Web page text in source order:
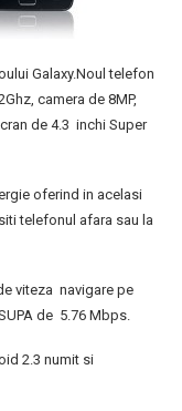
Galaxy.Noul telefon
camera de 8MP,
de 4.3 inchi Super
oferind in acelasi
telefonul afara sau la
viteza navigare pe
de 5.76 Mbps.
2.3 numit si